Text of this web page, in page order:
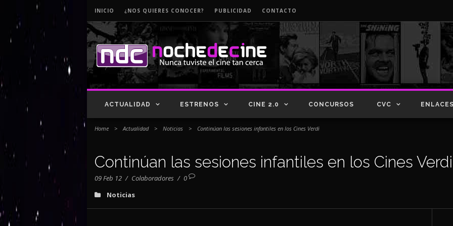
INICIO ¿NOS QUIERES CONOCER? PUBLICIDAD CONTACTO
ACTUALIDAD ESTRENOS CINE 2.0 CONCURSOS CVC
Home > Actualidad > Noticias > Continúan las sesiones infantiles en los Cines Verdi
Continúan las sesiones infantiles en los Cines Verdi
09 Feb 12 / Colaboradores / 0
Noticias